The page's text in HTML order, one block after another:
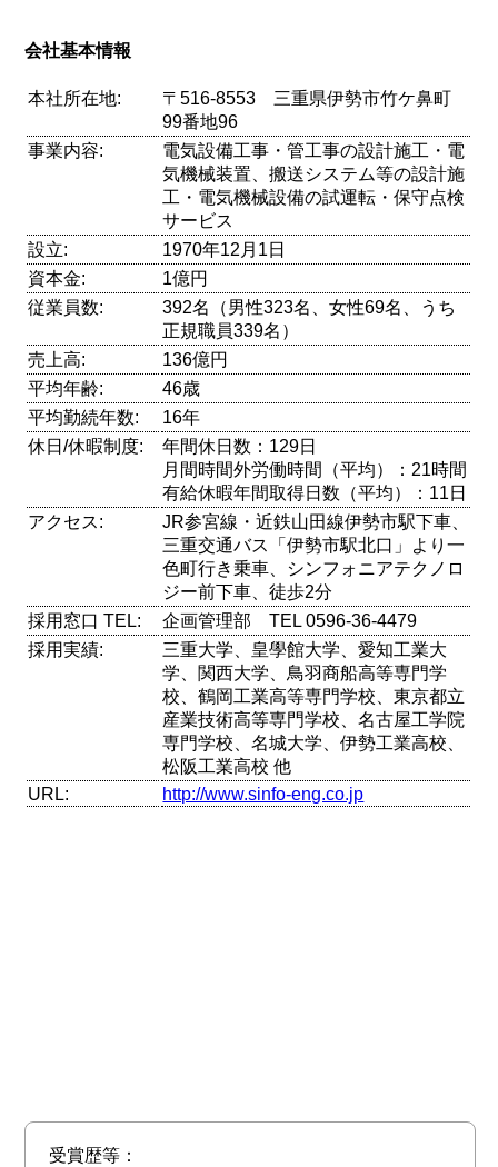
会社基本情報
本社所在地:
〒516-8553 三重県伊勢市竹ケ鼻町
99番地96
事業内容:
電気設備工事・管工事の設計施工・電
気機械装置、搬送システム等の設計施
工・電気機械設備の試運転・保守点検
サービス
設立:
1970年12月1日
資本金:
1億円
従業員数:
392名（男性323名、女性69名、うち
正規職員339名）
売上高:
136億円
平均年齢:
46歳
平均勤続年数:
16年
休日/休暇制度:
年間休日数：129日
月間時間外労働時間（平均）：21時間
有給休暇年間取得日数（平均）：11日
アクセス:
JR参宮線・近鉄山田線伊勢市駅下車、
三重交通バス「伊勢市駅北口」より一
色町行き乗車、シンフォニアテクノロ
ジー前下車、徒歩2分
採用窓口 TEL:
企画管理部 TEL 0596-36-4479
採用実績:
三重大学、皇學館大学、愛知工業大
学、関西大学、鳥羽商船高等専門学
校、鶴岡工業高等専門学校、東京都立
産業技術高等専門学校、名古屋工学院
専門学校、名城大学、伊勢工業高校、
松阪工業高校 他
URL:
http://www.sinfo-eng.co.jp
受賞歴等：